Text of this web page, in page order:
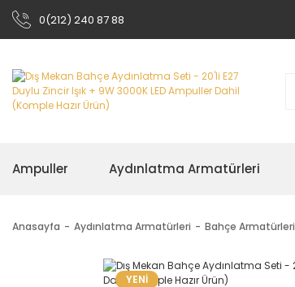
0(212) 240 87 88
Ampuller Aydınlatma Armatürleri
Anasayfa Aydınlatma Armatürleri Bahçe Armatürleri
YENİ